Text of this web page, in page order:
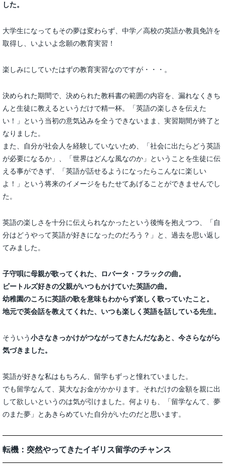
した。
大学生になってもその夢は変わらず、中学／高校の英語か教員免許を
取得し、いよいよ念願の教育実習！
楽しみにしていたはずの教育実習なのですが・・・。
決められた期間で、決められた教科書の範囲の内容を、漏れなくきち
んと生徒に教えるというだけで精一杯。「英語の楽しさを伝えた
い！」という当初の意気込みを全うできないまま、実習期間が終了と
なりました。
また、自分が社会人を経験していないため、「社会に出たらどう英語
が必要になるか」、「世界はどんな風なのか」ということを生徒に伝
える事ができず、「英語が話せるようになったらこんなに楽しい
よ！」という将来のイメージをもたせてあげることができませんでし
た。
英語の楽しさを十分に伝えられなかったという後悔を抱えつつ、「自
分はどうやって英語が好きになったのだろう？」と、過去を思い返し
てみました。
子守唄に母親が歌ってくれた、ロバータ・フラックの曲。
ビートルズ好きの父親がいつもかけていた英語の曲。
幼稚園のころに英語の歌を意味もわからず楽しく歌っていたこと。
地元で英会話を教えてくれた、いつも楽しく英語を話している先生。
そういう小さなきっかけがつながってきたんだなあと、今さらながら
気づきました。
英語が好きな私はもちろん、留学もずっと憧れていました。
でも留学なんて、莫大なお金がかかります。それだけの金額を親に出
して欲しいというのは気が引けました。何よりも、「留学なんて、夢
のまた夢」とあきらめていた自分がいたのだと思います。
転機：突然やってきたイギリス留学のチャンス